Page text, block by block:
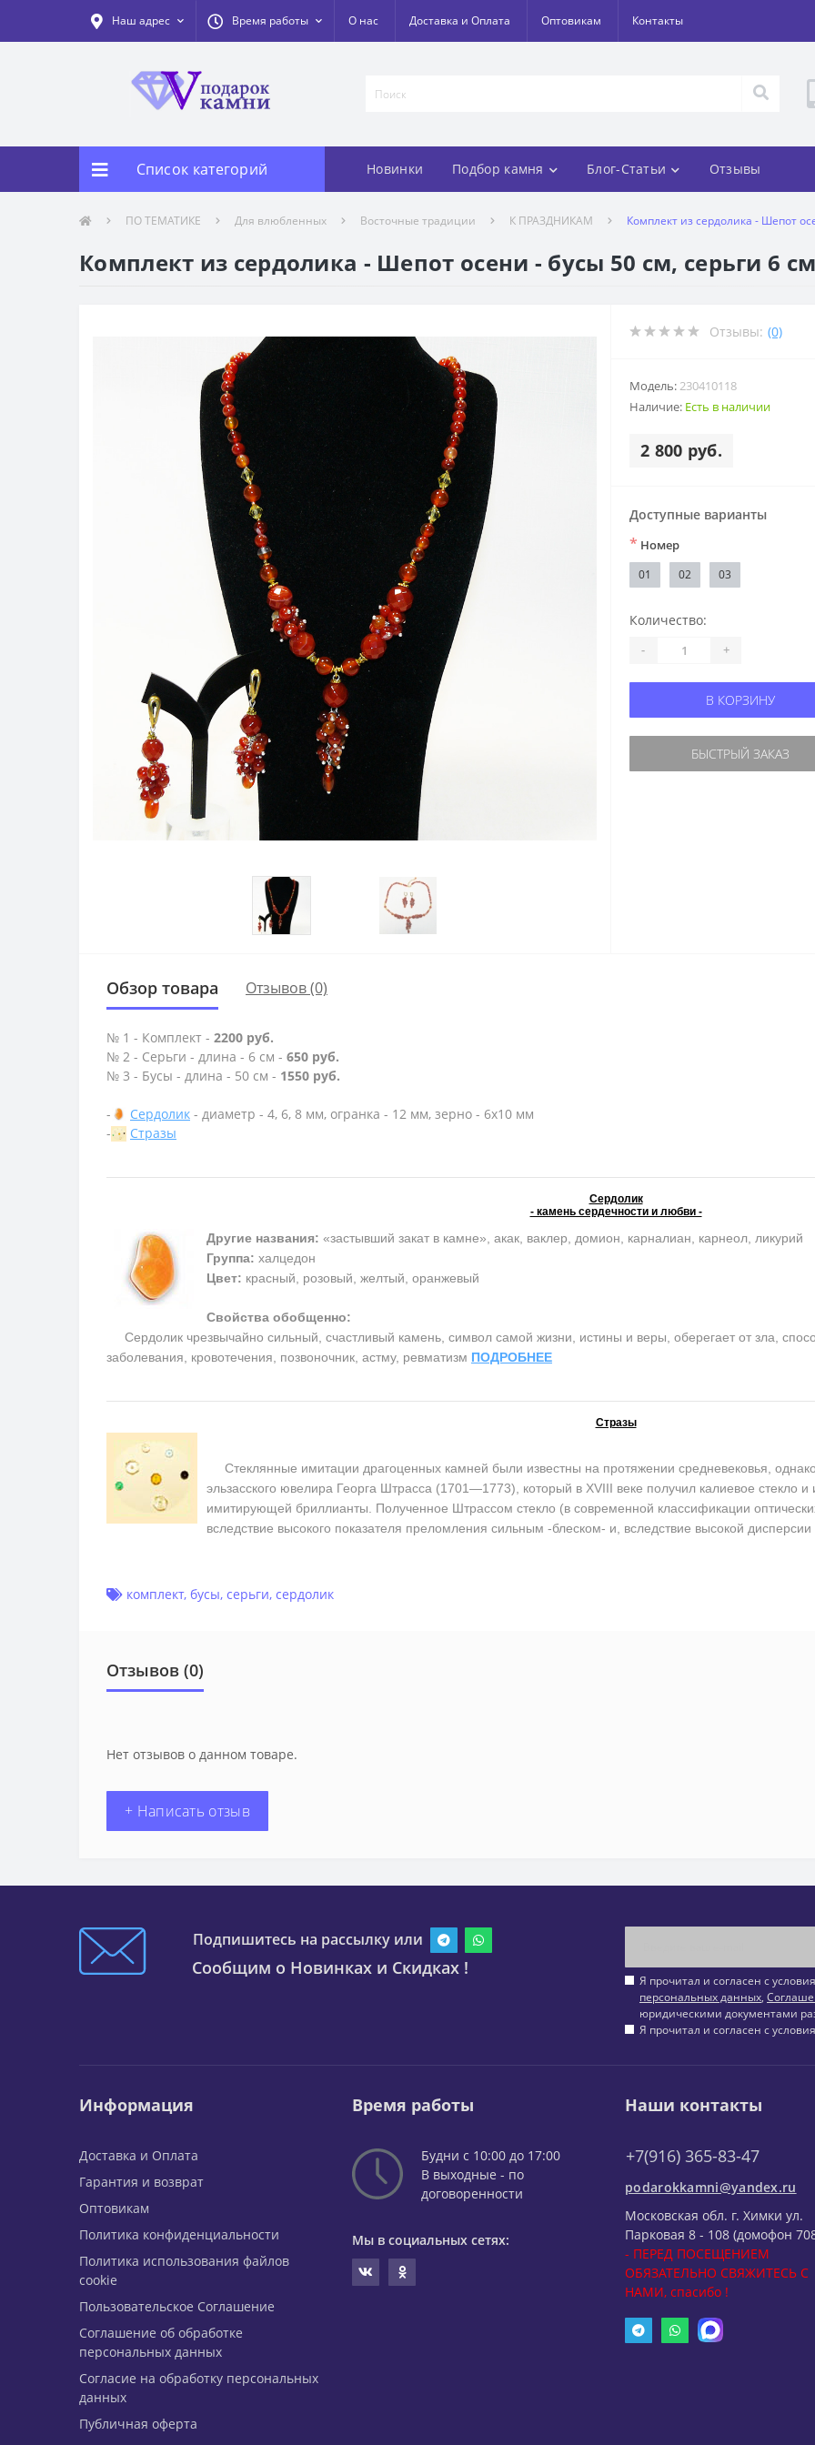
Наш адрес Время работы О нас Доставка и Оплата Оптовикам Контакты
Список категорий Новинки Подбор камня Блог-Статьи Отзывы
ПО ТЕМАТИКЕ Для влюбленных Восточные традиции К ПРАЗДНИКАМ Комплект из сердолика - Шепот
Комплект из сердолика - Шепот осени - бусы 50 см, серьги 6
Отзывы: (0)
Модель: 230410118
Наличие: Есть в наличии
2 800 руб.
Доступные варианты
* Номер
01 02 03
Количество:
- +
В КОРЗИНУ
БЫСТРЫЙ ЗАКАЗ
Обзор товара Отзывов (0)
№ 1 - Комплект - 2200 руб.
№ 2 - Серьги - длина - 6 см - 650 руб.
№ 3 - Бусы - длина - 50 см - 1550 руб.
- Сердолик - диаметр - 4, 6, 8 мм, огранка - 12 мм, зерно - 6х10 мм
-
Стразы
Сердолик
- камень сердечности и любви -
Другие названия: «застывший закат в камне», акак, ваклер, домион, карналиан, карнеол, ликурий
Группа: халцедон
Цвет: красный, розовый, желтый, оранжевый
Свойства обобщенно:
Сердолик чрезвычайно сильный, счастливый камень, символ самой жизни, истины и веры, оберегает от зла,
заболевания, кровотечения, позвоночник, астму, ревматизм ПОДРОБНЕЕ
Стразы
Стеклянные имитации драгоценных камней были известны на протяжении средневековья,
эльзасского ювелира Георга Штрасса (1701—1773), который в XVIII веке получил калиевое стекло и
имитирующей бриллианты. Полученное Штрассом стекло (в современной классификации
вследствие высокого показателя преломления сильным -блеском- и, вследствие высокой
комплект, бусы, серьги, сердолик
Отзывов (0)
Нет отзывов о данном товаре.
+ Написать отзыв
Подпишитесь на рассылку или
Сообщим о Новинках и Скидках !
Я прочитал и согласен с
персональных данных,
юридическими документами
Я прочитал и согласен с
Информация
Доставка и Оплата
Гарантия и возврат
Оптовикам
Политика конфиденциальности
Политика использования файлов
cookie
Пользовательское Соглашение
Соглашение об обработке
персональных данных
Согласие на обработку персональных
данных
Публичная оферта
Время работы
Будни с 10:00 до 17:00
В выходные - по
договоренности
Мы в социальных сетях:
Наши контакты
+7(916) 365-83-47
podarokkamni@yandex.ru
Московская обл. г. Химки ул.
Парковая 8 - 108 (домофон
- ПЕРЕД ПОСЕЩЕНИЕМ
ОБЯЗАТЕЛЬНО СВЯЖИТЕСЬ С
НАМИ, спасибо !